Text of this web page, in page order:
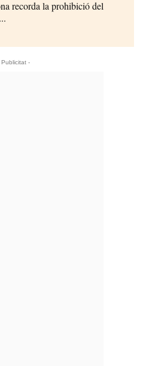
recorda la prohibició del
Publicitat -